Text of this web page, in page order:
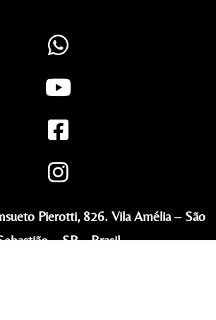
Pierotti, 826. Vila Amélia – São
– SP – Brasil